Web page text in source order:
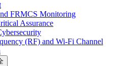
FRMCS Monitoring
Assurance
(RF) and Wi-Fi Channel